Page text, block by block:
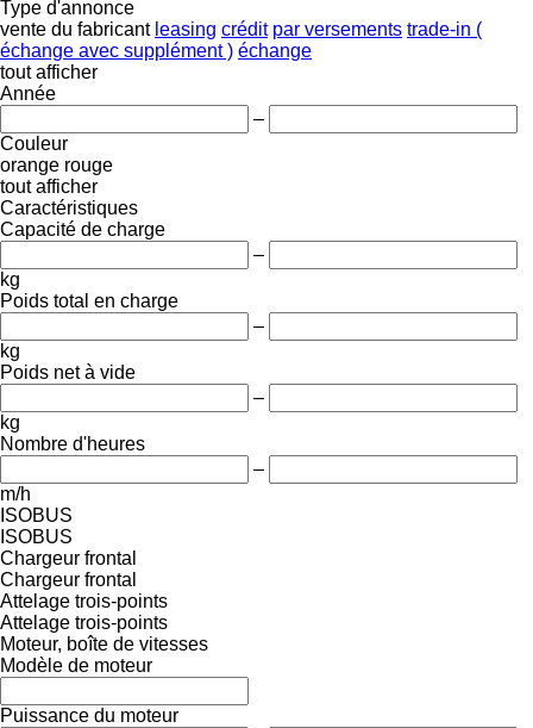
Type d'annonce
vente du fabricant leasing crédit par versements trade-in (
échange avec supplément ) échange
tout afficher
Année
–
Couleur
orange rouge
tout afficher
Caractéristiques
Capacité de charge
–
kg
Poids total en charge
–
kg
Poids net à vide
–
kg
Nombre d'heures
–
m/h
ISOBUS
ISOBUS
Chargeur frontal
Chargeur frontal
Attelage trois-points
Attelage trois-points
Moteur, boîte de vitesses
Modèle de moteur
Puissance du moteur